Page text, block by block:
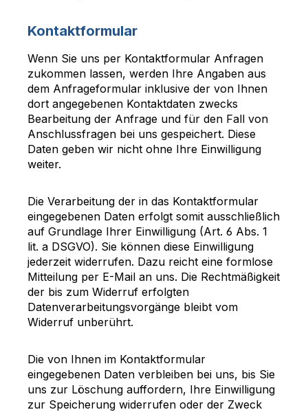
Kontaktformular
Wenn Sie uns per Kontaktformular Anfragen
zukommen lassen, werden Ihre Angaben aus
dem Anfrageformular inklusive der von Ihnen
dort angegebenen Kontaktdaten zwecks
Bearbeitung der Anfrage und für den Fall von
Anschlussfragen bei uns gespeichert. Diese
Daten geben wir nicht ohne Ihre Einwilligung
weiter.
Die Verarbeitung der in das Kontaktformular
eingegebenen Daten erfolgt somit ausschließlich
auf Grundlage Ihrer Einwilligung (Art. 6 Abs. 1
lit. a DSGVO). Sie können diese Einwilligung
jederzeit widerrufen. Dazu reicht eine formlose
Mitteilung per E-Mail an uns. Die Rechtmäßigkeit
der bis zum Widerruf erfolgten
Datenverarbeitungsvorgänge bleibt vom
Widerruf unberührt.
Die von Ihnen im Kontaktformular
eingegebenen Daten verbleiben bei uns, bis Sie
uns zur Löschung auffordern, Ihre Einwilligung
zur Speicherung widerrufen oder der Zweck